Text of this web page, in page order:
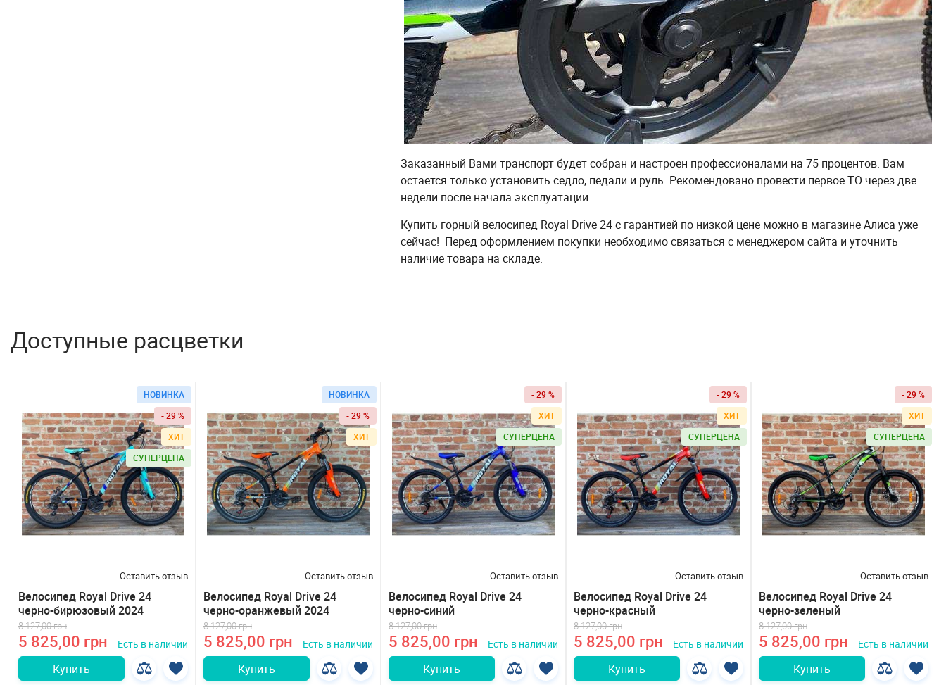
Заказанный Вами транспорт будет собран и настроен профессионалами на 75 процентов. Вам
остается только установить седло, педали и руль. Рекомендовано провести первое ТО через две
недели после начала эксплуатации.
Купить горный велосипед Royal Drive 24 с гарантией по низкой цене можно в магазине Алиса уже
сейчас! Перед оформлением покупки необходимо связаться с менеджером сайта и уточнить
наличие товара на складе.
Доступные расцветки
НОВИНКА
- 29 %
ХИТ
СУПЕРЦЕНА
Оставить отзыв
Велосипед Royal Drive 24
черно-бирюзовый 2024
8 127,00 грн
5 825,00 грн Есть в наличии
Купить
НОВИНКА
- 29 %
ХИТ
Оставить отзыв
Велосипед Royal Drive 24
черно-оранжевый 2024
8 127,00 грн
5 825,00 грн Есть в наличии
Купить
- 29 %
ХИТ
СУПЕРЦЕНА
Оставить отзыв
Велосипед Royal Drive 24
черно-синий
8 127,00 грн
5 825,00 грн Есть в наличии
Купить
- 29 %
ХИТ
СУПЕРЦЕНА
Оставить отзыв
Велосипед Royal Drive 24
черно-красный
8 127,00 грн
5 825,00 грн Есть в наличии
Купить
- 29 %
ХИТ
СУПЕРЦЕНА
Оставить отзыв
Велосипед Royal Drive 24
черно-зеленый
8 127,00 грн
5 825,00 грн Есть в наличии
Купить